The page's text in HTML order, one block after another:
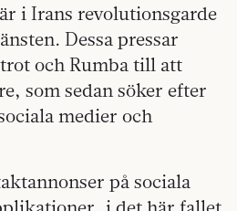
i Irans revolutionsgarde
Dessa pressar
och Rumba till att
som sedan söker efter
medier och
på sociala